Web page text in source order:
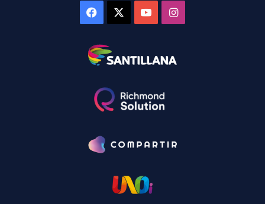
Facebook YouTubeInstagram